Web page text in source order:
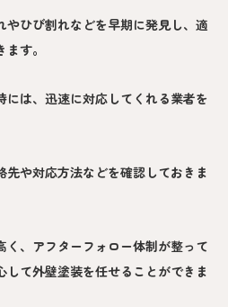
やひび割れなどを早期に発見し、適
す。
には、迅速に対応してくれる業者を
や対応方法などを確認しておきま
く、アフターフォロー体制が整って
して外壁塗装を任せることができま